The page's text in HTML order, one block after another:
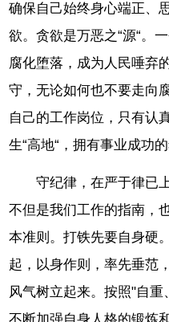
确保自己始终身心端正、
欲。贪欲是万恶之“源“。
腐化堕落，成为人民唾弃
守，无论如何也不要走向
自己的工作岗位，只有认
生“高地“，拥有事业成功
守纪律，在严于律已
不但是我们工作的指南，
本准则。打铁先要自身硬
起，以身作则，率先垂范
风气树立起来。按照"自重